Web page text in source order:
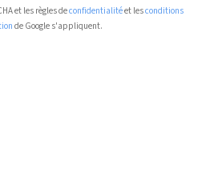
et les règles deconfidentialitéet lesconditions
de Google s'appliquent.